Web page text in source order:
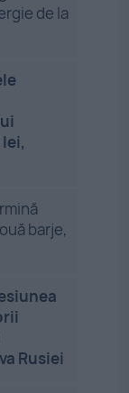
de la
barje,
Rusiei